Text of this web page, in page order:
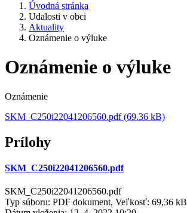
Úvodná stránka
Udalosti v obci
Aktuality
Oznámenie o výluke
Oznámenie o výluke
Oznámenie
SKM_C250i22041206560.pdf (69.36 kB)
Prílohy
SKM_C250i22041206560.pdf
SKM_C250i22041206560.pdf
Typ súboru: PDF dokument, Veľkosť: 69,36 kB